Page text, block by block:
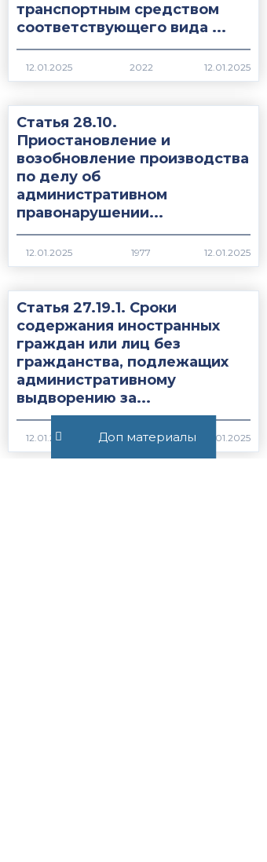
Доп материалы
транспортным средством
соответствующего вида ...
2022
Статья 28.10.
Приостановление и
возобновление производства
по делу об
административном
правонарушении...
1977
Статья 27.19.1. Сроки
содержания иностранных
граждан или лиц без
гражданства, подлежащих
административному
выдворению за...
1739